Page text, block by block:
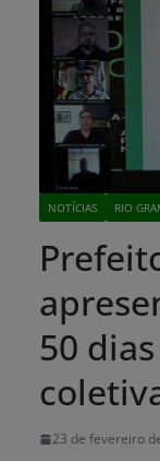
NOTÍCIAS RIO
50
23 de fevereiro